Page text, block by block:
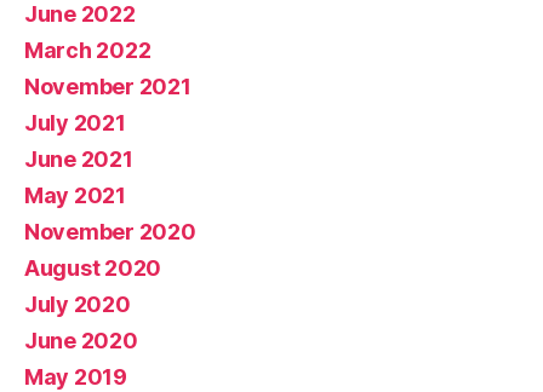
June 2022
March 2022
November 2021
July 2021
June 2021
May 2021
November 2020
August 2020
July 2020
June 2020
May 2019